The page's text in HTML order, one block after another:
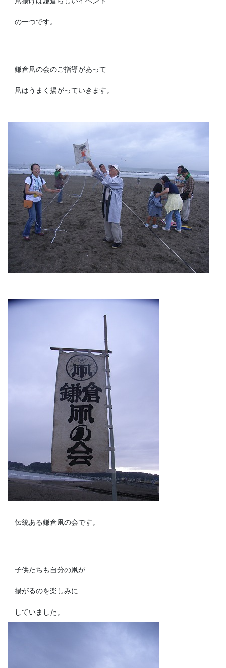
の一つです。
鎌倉凧の会のご指導があって
凧はうまく揚がっていきます。
伝統ある鎌倉凧の会です。
子供たちも自分の凧が
揚がるのを楽しみに
していました。